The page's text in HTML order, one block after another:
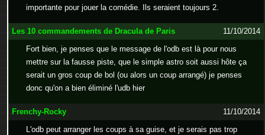
importante pour jouer la comédie. Ils seraient toujours 2.
Les 10 commandements de Dracula de Paris
11/10/2014
Fort bien, je penses que le message de l'odb est là pour nous
mettre sur la fausse piste, que le simple astro soit aussi hôte ça
serait un gros coup de bol (ou alors un coup arrangé) je penses
donc qu'on a bien éliminé l'udb hier
Frenchy-Rocky
11/10/2014
L'odb peut arranger les coups à sa guise, et je serais pas trop